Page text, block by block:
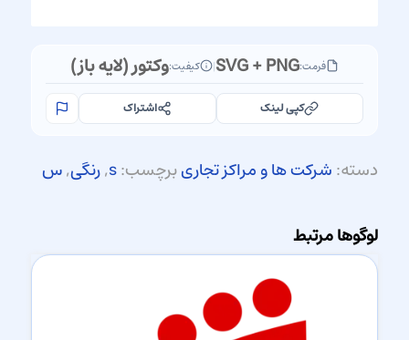
فرمت:SVG + PNG
| کیفیت:وکتور (لایه باز)
کپی لینک اشتراک
دسته:شرکت ها و مراکز تجاریبرچسب:s
,رنگی,س
لوگوها مرتبط